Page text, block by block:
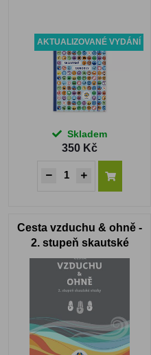
AKTUALIZOVANÉ VYDÁNÍ
Skladem
350 Kč
Cesta vzduchu & ohně -
2. stupeň skautské
stezky